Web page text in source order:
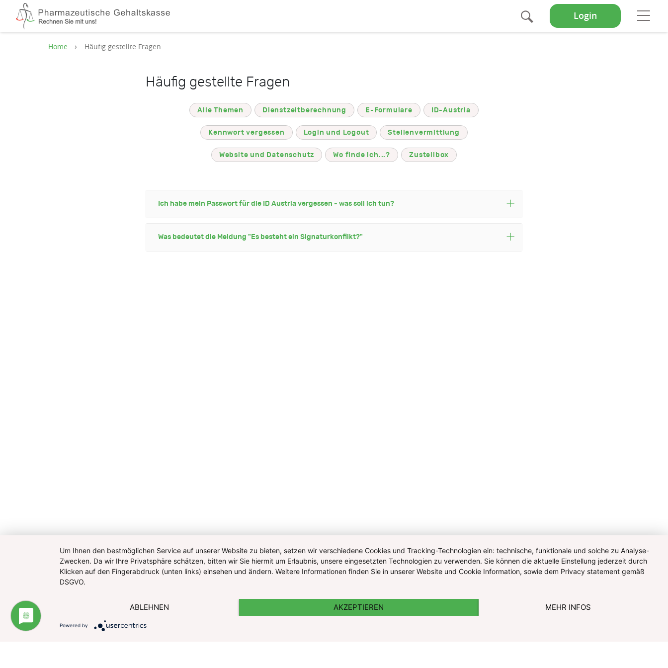
Zum Hauptinhalt springen
Suche Login
Home Häufig gestellte Fragen
Häufig gestellte Fragen
Alle Themen Dienstzeitberechnung E-Formulare ID-Austria
Kennwort vergessen Login und Logout Stellenvermittlung
Website und Datenschutz Wo finde ich...? Zustellbox
Ich habe mein Passwort für die ID Austria vergessen - was soll ich tun?
Was bedeutet die Meldung "Es besteht ein Signaturkonflikt?"
Um Ihnen den bestmöglichen Service auf unserer Website zu bieten, setzen wir verschiedene Cookies und Tracking-Technologien ein: technische, funktionale und solche zu Analyse-
Zwecken. Da wir Ihre Privatsphäre schätzen, bitten wir Sie hiermit um Erlaubnis, unsere eingesetzten Technologien zu verwenden. Sie können die aktuelle Einstellung jederzeit durch
Klicken auf den Fingerabdruck (unten links) einsehen und ändern. Weitere Informationen finden Sie in unserer Website und Cookie Information, sowie dem Privacy statement gemäß
DSGVO.
ABLEHNEN AKZEPTIEREN MEHR INFOS
Powered by